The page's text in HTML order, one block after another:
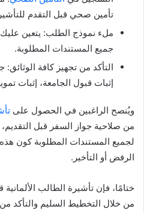
تأمين صحي قبل التقدم
ملء نموذج الطلب: يتعين
جميع المستندات المطلوبة.
التأكد من تجهيز كافة الوثائق:
إثبات قبول الجامعة، إثبات
ويُنصح الراغبين في الحصول على
من صلاحية جواز السفر قبل
لجميع المستندات المطلوبة كون
الرفض أو التأخير.
ختامًا، فإن تأشيرة الطالب
من خلال التخطيط السليم والتأكد